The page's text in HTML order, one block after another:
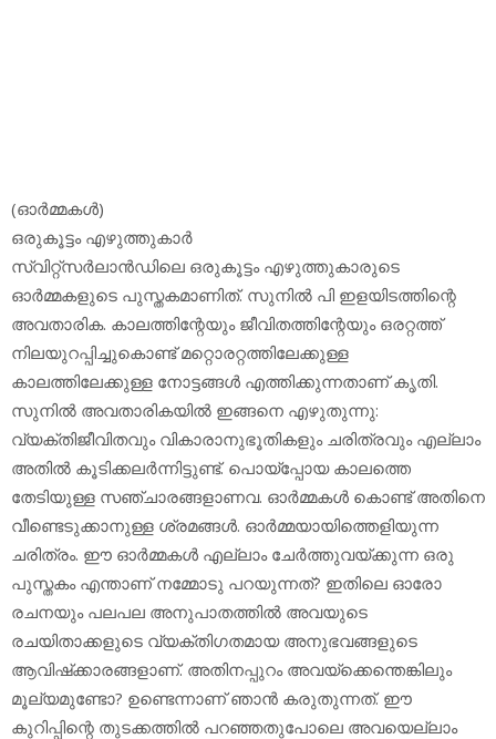
(ഓര്‍മ്മകള്‍)
ഒരുകൂട്ടം എഴുത്തുകാര്‍
സ്വിറ്റ്‌സര്‍ലാന്‍ഡിലെ ഒരുകൂട്ടം എഴുത്തുകാരുടെ
ഓര്‍മ്മകളുടെ പുസ്തകമാണിത്. സുനില്‍ പി ഇളയിടത്തിന്റെ
അവതാരിക. കാലത്തിന്റേയും ജീവിതത്തിന്റേയും ഒരറ്റത്ത്
നിലയുറപ്പിച്ചുകൊണ്ട് മറ്റൊരറ്റത്തിലേക്കുള്ള
കാലത്തിലേക്കുള്ള നോട്ടങ്ങള്‍ എത്തിക്കുന്നതാണ് കൃതി.
സുനില്‍ അവതാരികയില്‍ ഇങ്ങനെ എഴുതുന്നു:
വ്യക്തിജീവിതവും വികാരാനുഭൂതികളും ചരിത്രവും എല്ലാം
അതില്‍ കൂടിക്കലര്‍ന്നിട്ടുണ്ട്. പൊയ്പ്പോയ കാലത്തെ
തേടിയുള്ള സഞ്ചാരങ്ങളാണവ. ഓര്‍മ്മകള്‍ കൊണ്ട് അതിനെ
വീണ്ടെടുക്കാനുള്ള ശ്രമങ്ങള്‍. ഓര്‍മ്മയായിത്തെളിയുന്ന
ചരിത്രം. ഈ ഓര്‍മ്മകള്‍ എല്ലാം ചേര്‍ത്തുവയ്ക്കുന്ന ഒരു
പുസ്തകം എന്താണ് നമ്മോടു പറയുന്നത്? ഇതിലെ ഓരോ
രചനയും പലപല അനുപാതത്തില്‍ അവയുടെ
രചയിതാക്കളുടെ വ്യക്തിഗതമായ അനുഭവങ്ങളുടെ
ആവിഷ്‌ക്കാരങ്ങളാണ്. അതിനപ്പുറം അവയ്ക്കെന്തെങ്കിലും
മൂല്യമുണ്ടോ? ഉണ്ടെന്നാണ് ഞാന്‍ കരുതുന്നത്. ഈ
കുറിപ്പിന്റെ തുടക്കത്തില്‍ പറഞ്ഞതുപോലെ അവയെല്ലാം